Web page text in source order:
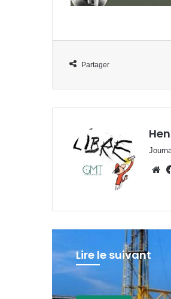
Partager
Lire le suivant